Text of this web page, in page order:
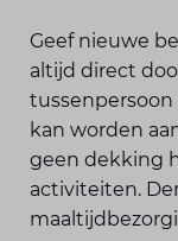
Geef nieuwe
altijd direct
kan worden
geen dekking
activiteiten.